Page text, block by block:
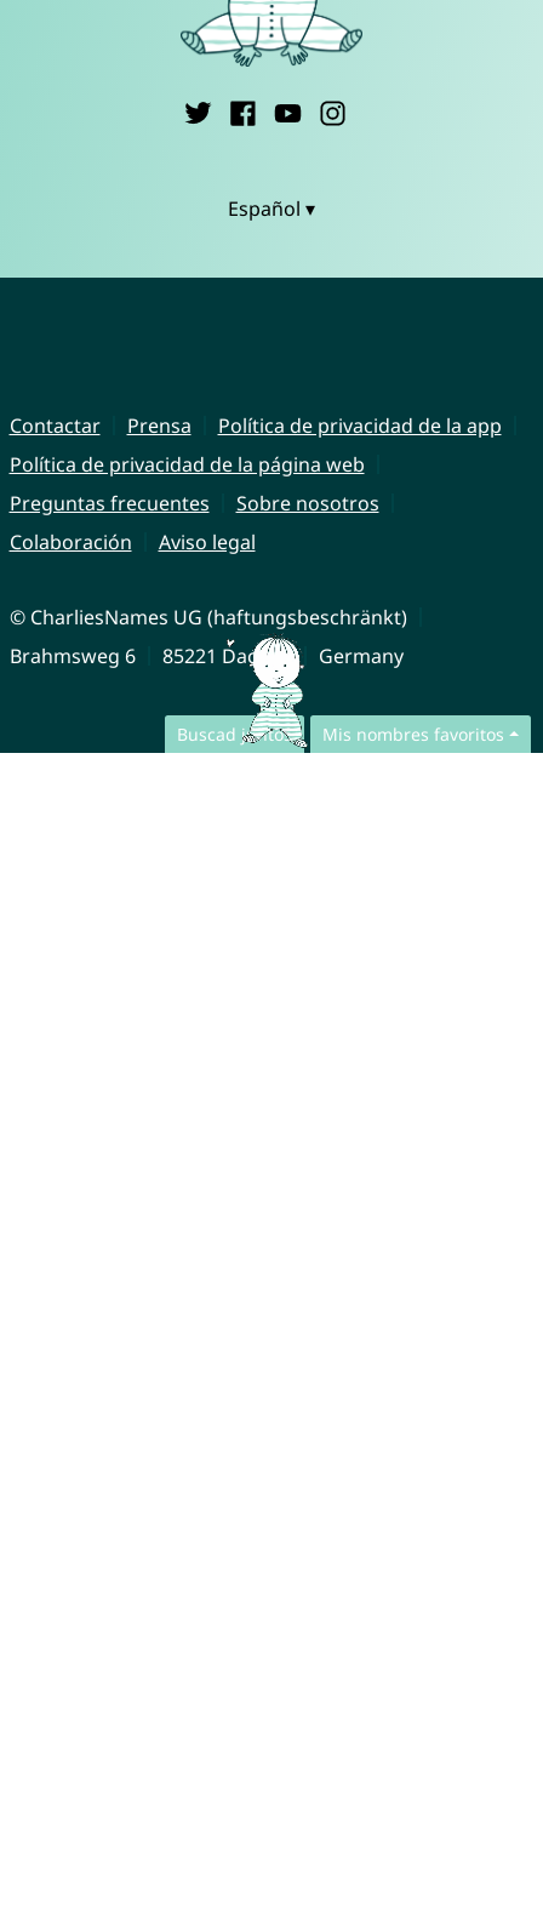
Buscad juntos Mis nombres favoritos
Español ▾
Contactar Prensa
Política de privacidad de la app
Política de privacidad de la página web
Preguntas frecuentes
Sobre nosotros
Colaboración
Aviso legal
© CharliesNames UG (haftungsbeschränkt)
Brahmsweg 6
85221 Dachau Germany